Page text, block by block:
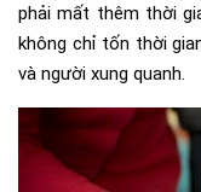
phải mất thêm thời
không chỉ tốn thời
và người xung quanh.